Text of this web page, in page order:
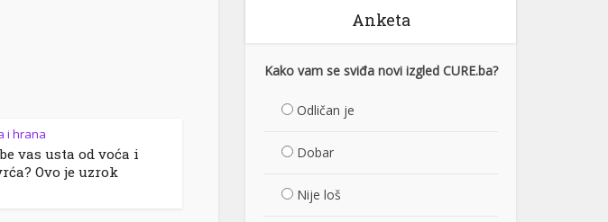
i hrana
vas usta od voća i
Ovo je uzrok
Anketa
Kako vam se sviđa novi izgled CURE.ba?
Odličan je
Dobar
Nije loš